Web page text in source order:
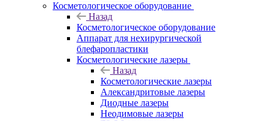
Косметологическое оборудование
Назад
Косметологическое оборудование
Аппарат для нехирургической
блефаропластики
Косметологические лазеры
Назад
Косметологические лазеры
Александритовые лазеры
Диодные лазеры
Неодимовые лазеры